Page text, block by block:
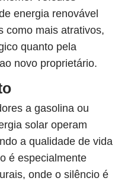
energia renovável
como mais atrativos,
quanto pela
novo proprietário.
a gasolina ou
solar operam
a qualidade de vida
é especialmente
onde o silêncio é